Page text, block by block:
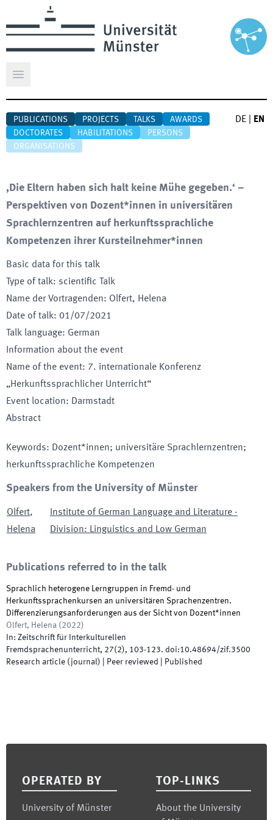
Open main menu
PUBLICATIONS PROJECTS TALKS
AWARDS
DOCTORATES
HABILITATIONS
PERSONS
ORGANISATIONS
DE EN
‚Die Eltern haben sich halt keine Mühe gegeben.‘ –
Perspektiven von Dozent*innen in universitären
Sprachlernzentren auf herkunftssprachliche
Kompetenzen ihrer Kursteilnehmer*innen
Basic data for this talk
Type of talk: scientific Talk
Name der Vortragenden: Olfert, Helena
Date of talk: 01/07/2021
Talk language: German
Information about the event
Name of the event: 7. internationale Konferenz
„Herkunftssprachlicher Unterricht“
Event location: Darmstadt
Abstract
Keywords: Dozent*innen; universitäre Sprachlernzentren;
herkunftssprachliche Kompetenzen
Speakers from the University of Münster
Olfert,
Helena
Institute of German Language and Literature -
Division: Linguistics and Low German
Publications referred to in the talk
Sprachlich heterogene Lerngruppen in Fremd- und
Herkunftssprachenkursen an universitären Sprachenzentren.
Differenzierungsanforderungen aus der Sicht von Dozent*innen
Olfert, Helena ( 2022)
In: Zeitschrift für Interkulturellen
Fremdsprachenunterricht, 27(2), 103-123. doi:10.48694/zif.3500
Research article (journal) | Peer reviewed Published
OPERATED BY
University of Münster
TOP-LINKS
About the University